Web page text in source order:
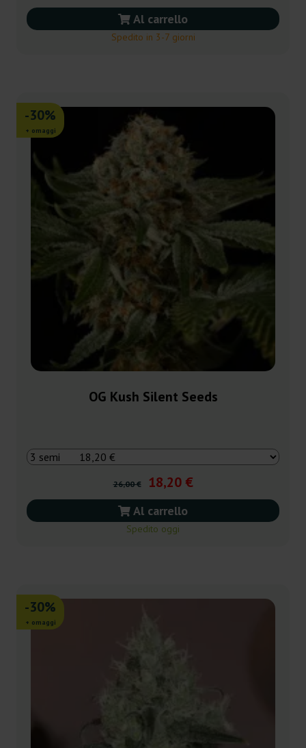
Al carrello
Spedito in 3-7 giorni
-30%
+ omaggi
OG Kush Silent Seeds
26,00 € 18,20 €
Al carrello
Spedito oggi
-30%
+ omaggi